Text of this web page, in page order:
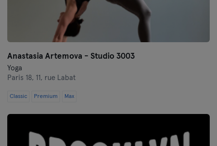
Anastasia Artemova - Studio 3003
Yoga
Paris 18, 11, rue Labat
Classic Premium Max